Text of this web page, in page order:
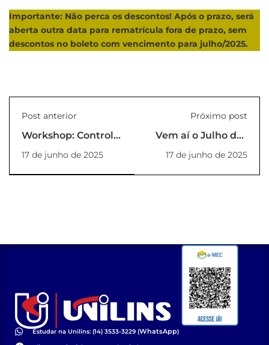
Importante: Não perca os descontos! Após o prazo, será
aberta outra data para rematrícula fora de prazo, sem
descontos no boleto com vencimento para julho/2025.
Post anterior
Workshop: Controle
e Acionamento de
Motores Elétricos |
UNILINS
17 de junho de 2025
Próximo post
Vem aí o Julho das
Pretas Linenses
17 de junho de 2025
Estudar na Unilins: (14) 3533-3229 (WhatsApp)